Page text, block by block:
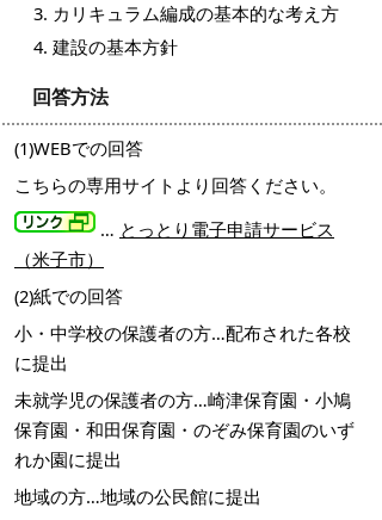
カリキュラム編成の基本的な考え方
建設の基本方針
回答方法
(1)WEBでの回答
こちらの専用サイトより回答ください。
… とっとり電子申請サービス
（米子市）
(2)紙での回答
小・中学校の保護者の方…配布された各校
に提出
未就学児の保護者の方…崎津保育園・小鳩
保育園・和田保育園・のぞみ保育園のいず
れか園に提出
地域の方…地域の公民館に提出